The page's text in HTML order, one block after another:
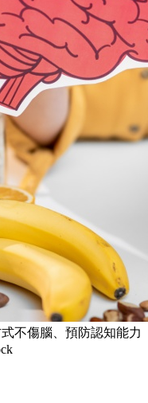
不傷腦、預防認知能力